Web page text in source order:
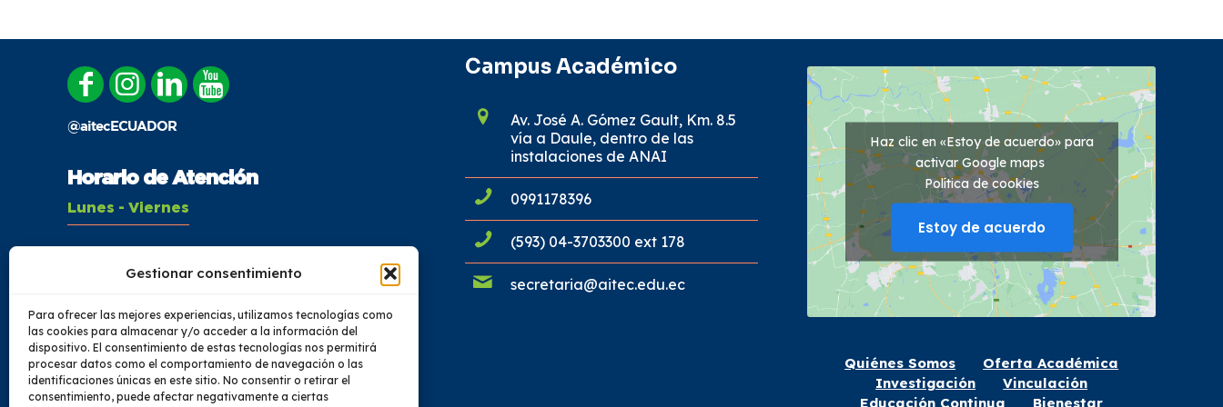
Gestionar consentimiento
Para ofrecer las mejores experiencias, utilizamos tecnologías como
las cookies para almacenar y/o acceder a la información del
dispositivo. El consentimiento de estas tecnologías nos permitirá
procesar datos como el comportamiento de navegación o las
identificaciones únicas en este sitio. No consentir o retirar el
consentimiento, puede afectar negativamente a ciertas
@aitecECUADOR
Horario de Atención
Lunes - Viernes
08:00 - 14:00
Campus Académico
Av. José A. Gómez Gault, Km. 8.5
vía a Daule, dentro de las
instalaciones de ANAI
0991178396
(593) 04-3703300 ext 178
secretaria@aitec.edu.ec
Haz clic en «Estoy de acuerdo» para
activar Google maps
Política de cookies
Estoy de acuerdo
Quiénes Somos
Oferta Académica
Investigación
Vinculación
Educación Continua
Bienestar